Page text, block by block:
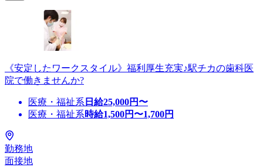
《安定したワークスタイル》福利厚生充実♪駅チカの歯科医
院で働きませんか?
医療・福祉系 日給25,000円〜
医療・福祉系時給1,500円〜1,700円
勤務地
面接地